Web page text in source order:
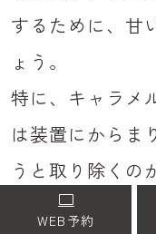
WEB予約
するために、甘
ょう。
特に、キャラメ
は装置にからま
うと取り除くの
必要です。